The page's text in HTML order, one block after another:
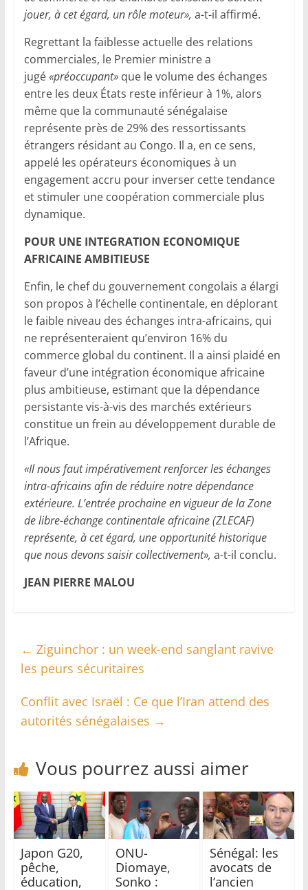
jouer, à cet égard, un rôle moteur», a-t-il affirmé.
Regrettant la faiblesse actuelle des relations
commerciales, le Premier ministre a
jugé«préoccupant»que le volume des échanges
entre les deux États reste inférieur à 1%, alors
même que la communauté sénégalaise
représente près de 29% des ressortissants
étrangers résidant au Congo. Il a, en ce sens,
appelé les opérateurs économiques à un
engagement accru pour inverser cette tendance
et stimuler une coopération commerciale plus
dynamique.
POUR UNE INTEGRATION ECONOMIQUE
AFRICAINE AMBITIEUSE
Enfin, le chef du gouvernement congolais a élargi
son propos à l’échelle continentale, en déplorant
le faible niveau des échanges intra-africains, qui
ne représenteraient qu’environ 16% du
commerce global du continent. Il a ainsi plaidé en
faveur d’une intégration économique africaine
plus ambitieuse, estimant que la dépendance
persistante vis-à-vis des marchés extérieurs
constitue un frein au développement durable de
l’Afrique.
«Il nous faut impérativement renforcer les échanges
intra-africains afin de réduire notre dépendance
extérieure. L’entrée prochaine en vigueur de la Zone
de libre-échange continentale africaine (ZLECAF)
représente, à cet égard, une opportunité historique
que nous devons saisir collectivement», a-t-il conclu.
JEAN PIERRE MALOU
← Ziguinchor : un week-end sanglant ravive
les peurs sécuritaires
Conflit avec Israël : Ce que l’Iran attend des
autorités sénégalaises →
Vous pourrez aussi aimer
Japon G20,
pêche,
éducation,
ONU-
Diomaye,
Sonko :
Sénégal: les
avocats de
l’ancien